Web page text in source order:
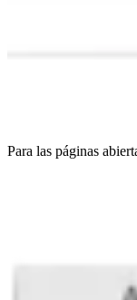
Para las páginas